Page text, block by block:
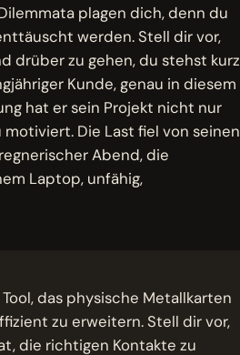
plagen dich, denn du
werden. Stell dir vor,
drüber zu gehen, du stehst kurz
Kunde, genau in diesem
hat er sein Projekt nicht nur
Die Last fiel von seinen
Abend, die
Laptop, unfähig,
das physische Metallkarten
zu erweitern. Stell dir vor,
die richtigen Kontakte zu